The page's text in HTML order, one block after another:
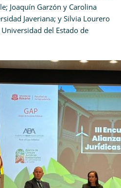
Joaquín Garzón y Carolina
Javeriana; y Silvia Lourero
del Estado de